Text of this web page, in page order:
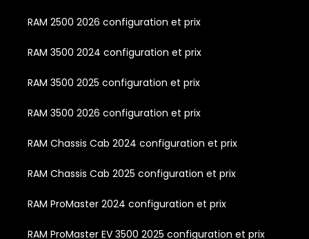
RAM 2500 2026 configuration et prix
RAM 3500 2024 configuration et prix
RAM 3500 2025 configuration et prix
RAM 3500 2026 configuration et prix
RAM Chassis Cab 2024 configuration et prix
RAM Chassis Cab 2025 configuration et prix
RAM ProMaster 2024 configuration et prix
RAM ProMaster EV 3500 2025 configuration et prix